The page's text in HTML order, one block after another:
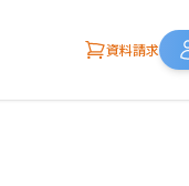
資料請求